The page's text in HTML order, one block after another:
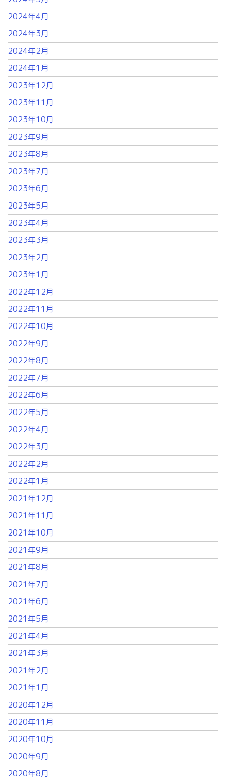
2024年4月
2024年3月
2024年2月
2024年1月
2023年12月
2023年11月
2023年10月
2023年9月
2023年8月
2023年7月
2023年6月
2023年5月
2023年4月
2023年3月
2023年2月
2023年1月
2022年12月
2022年11月
2022年10月
2022年9月
2022年8月
2022年7月
2022年6月
2022年5月
2022年4月
2022年3月
2022年2月
2022年1月
2021年12月
2021年11月
2021年10月
2021年9月
2021年8月
2021年7月
2021年6月
2021年5月
2021年4月
2021年3月
2021年2月
2021年1月
2020年12月
2020年11月
2020年10月
2020年9月
2020年8月